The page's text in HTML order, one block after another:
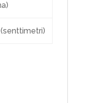
(senttimetri)